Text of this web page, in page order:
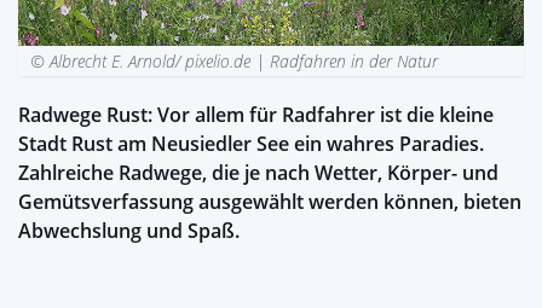
© Albrecht E. Arnold/ pixelio.de |Radfahren in der Natur
Radwege Rust: Vor allem für Radfahrer ist die kleine
Stadt Rust am Neusiedler See ein wahres Paradies.
Zahlreiche Radwege, die je nach Wetter, Körper- und
Gemütsverfassung ausgewählt werden können, bieten
Abwechslung und Spaß.